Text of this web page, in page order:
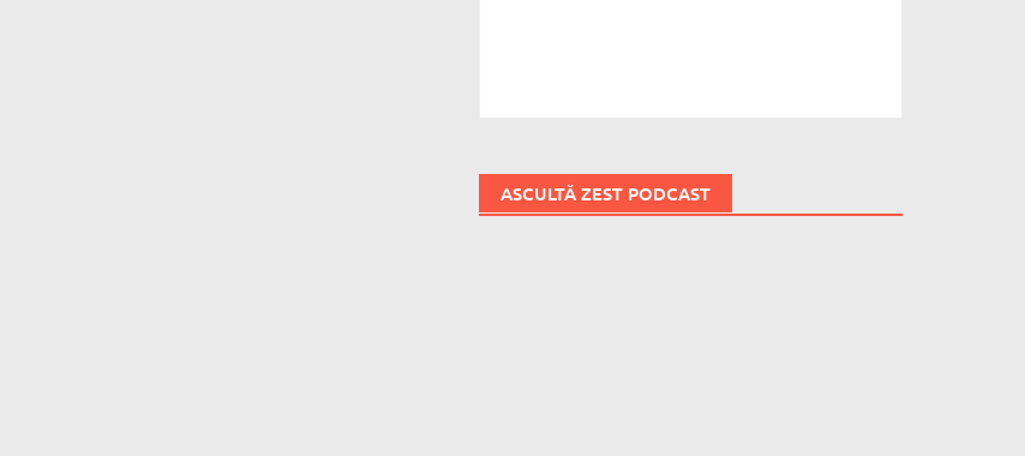
ASCULTĂ ZEST PODCAST